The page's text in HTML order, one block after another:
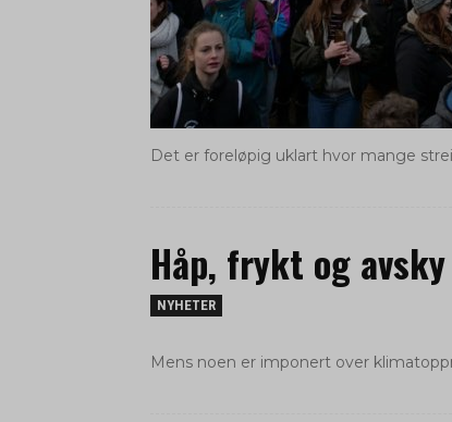
Det er foreløpig uklart hvor mange
Håp, frykt og
NYHETER
Mens noen er imponert over